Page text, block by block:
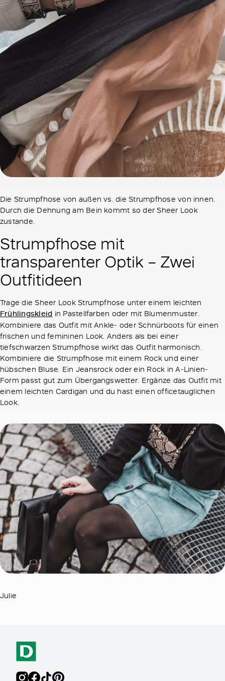
Die Strumpfhose von außen vs. die Strumpfhose von innen.
Durch die Dehnung am Bein kommt so der Sheer Look
zustande.
Strumpfhose mit
transparenter Optik – Zwei
Outfitideen
Trage die Sheer Look Strumpfhose unter einem leichten
Frühlingskleid in Pastellfarben oder mit Blumenmuster.
Kombiniere das Outfit mit Ankle- oder Schnürboots für einen
frischen und femininen Look. Anders als bei einer
tiefschwarzen Strumpfhose wirkt das Outfit harmonisch.
Kombiniere die Strumpfhose mit einem Rock und einer
hübschen Bluse. Ein Jeansrock oder ein Rock in A-Linien-
Form passt gut zum Übergangswetter. Ergänze das Outfit mit
einem leichten Cardigan und du hast einen officetauglichen
Look.
Julie